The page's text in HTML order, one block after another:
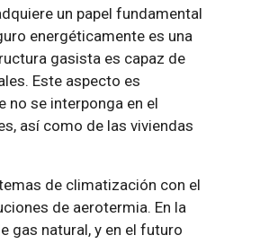
un papel fundamental
energéticamente es una
gasista es capaz de
Este aspecto es
se interponga en el
así como de las viviendas
de climatización con el
de aerotermia. En la
gas natural, y en el futuro